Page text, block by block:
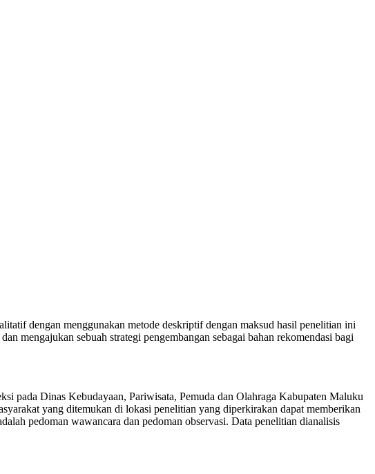
dengan menggunakan metode deskriptif dengan maksud hasil penelitian ini
mengajukan sebuah strategi pengembangan sebagai bahan rekomendasi bagi
pada Dinas Kebudayaan, Pariwisata, Pemuda dan Olahraga Kabupaten Maluku
yang ditemukan di lokasi penelitian yang diperkirakan dapat memberikan
pedoman wawancara dan pedoman observasi. Data penelitian dianalisis